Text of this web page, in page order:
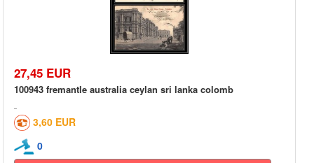
27,45 EUR
100943 fremantle australia ceylan sri lanka colomb
3,60 EUR
0